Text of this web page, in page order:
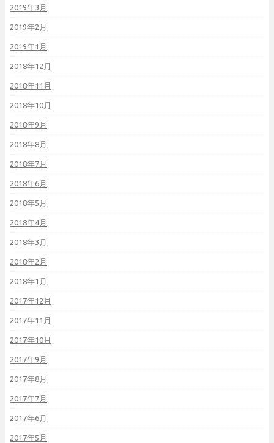
2019年3月
2019年2月
2019年1月
2018年12月
2018年11月
2018年10月
2018年9月
2018年8月
2018年7月
2018年6月
2018年5月
2018年4月
2018年3月
2018年2月
2018年1月
2017年12月
2017年11月
2017年10月
2017年9月
2017年8月
2017年7月
2017年6月
2017年5月